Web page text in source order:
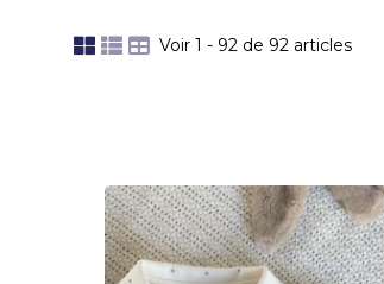
Voir 1 - 92 de 92 articles